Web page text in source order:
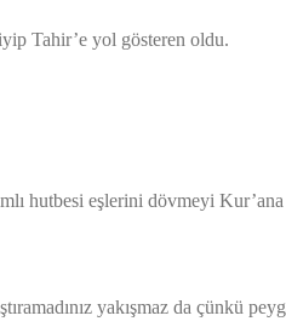
Tahir’e yol gösteren oldu.
hutbesi eşlerini dövmeyi
yakışmaz da çünkü